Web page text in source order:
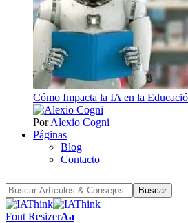
Cómo Impacta la IA en la
Por Alexio Cogni
Páginas
Blog
Contacto
Font ResizerAa